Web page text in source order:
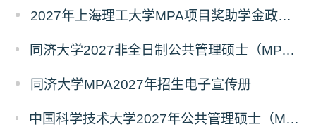
2027年上海理工大学MPA项目奖助学金政策发布
同济大学2027非全日制公共管理硕士（MPA）奖学金方案
同济大学MPA2027年招生电子宣传册
中国科学技术大学2027年公共管理硕士（MPA）专业学位研究生招生通知